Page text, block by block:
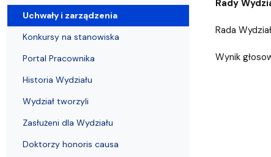
Rady
Rada
Wynik
Uchwały i zarządzenia
Konkursy na stanowiska
Portal Pracownika
Historia Wydziału
Wydział tworzyli
Zasłużeni dla Wydziału
Doktorzy honoris causa